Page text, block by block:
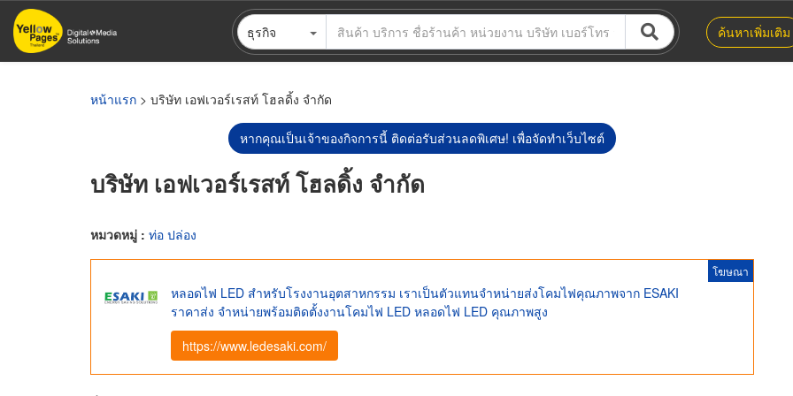
ข้าม
ไป
ธุรกิจ ค้นหาเพิ่มเติม
หน้าแรก > บริษัท เอฟเวอร์เรสท์ โฮลดิ้ง จำกัด
หากคุณเป็นเจ้าของกิจการนี้ ติดต่อรับส่วนลดพิเศษ! เพื่อจัดทำเว็บไซต์
บริษัท เอฟเวอร์เรสท์ โฮลดิ้ง จำกัด
หมวดหมู่ : ท่อ ปล่อง
โฆษณา
หลอดไฟ LED สำหรับโรงงานอุตสาหกรรม เราเป็นตัวแทนจำหน่ายส่งโคมไฟคุณภาพจาก ESAKI
ราคาส่ง จำหน่ายพร้อมติดตั้งงานโคมไฟ LED หลอดไฟ LED คุณภาพสูง
https://www.ledesaki.com/